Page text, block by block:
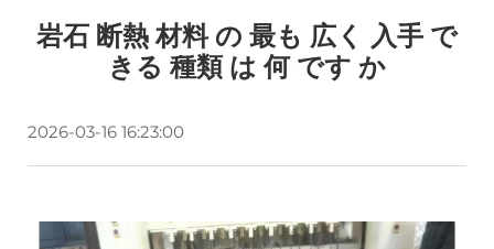
岩石 断熱 材料 の 最も 広く 入手 で
きる 種類 は 何 です か
2026-03-16 16:23:00